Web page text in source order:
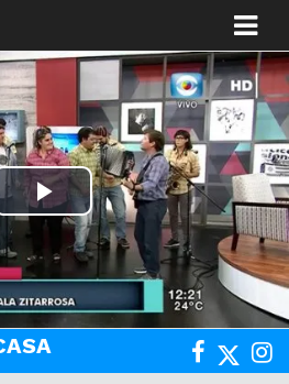
Play
Video